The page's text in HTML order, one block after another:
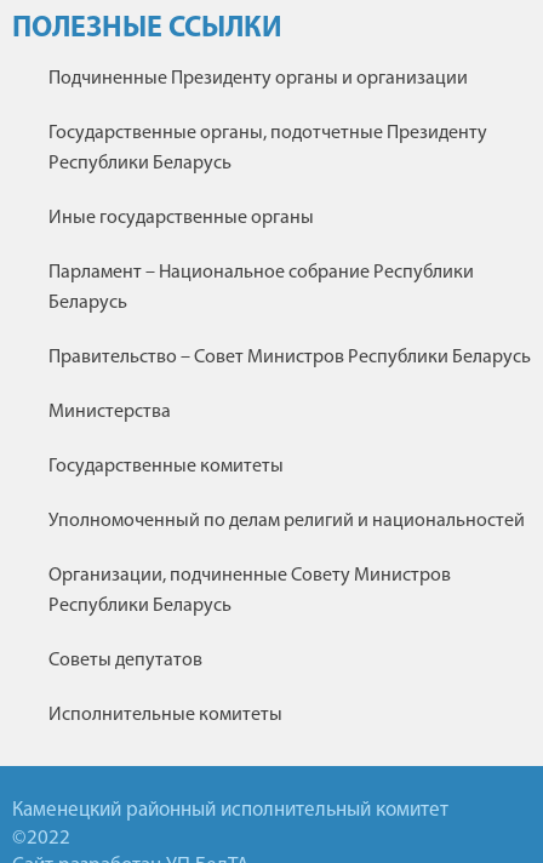
ПОЛЕЗНЫЕ ССЫЛКИ
Подчиненные Президенту органы и организации
Государственные органы, подотчетные Президенту
Республики Беларусь
Иные государственные органы
Парламент – Национальное собрание Республики
Беларусь
Правительство – Совет Министров Республики Беларусь
Министерства
Государственные комитеты
Уполномоченный по делам религий и национальностей
Организации, подчиненные Совету Министров
Республики Беларусь
Советы депутатов
Исполнительные комитеты
Каменецкий районный исполнительный комитет
©2022